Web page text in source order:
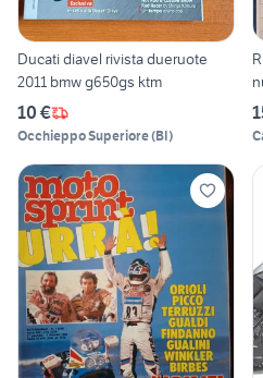
Ducati diavel rivista dueruote
2011 bmw g650gs ktm
10 €
Occhieppo Superiore(BI)